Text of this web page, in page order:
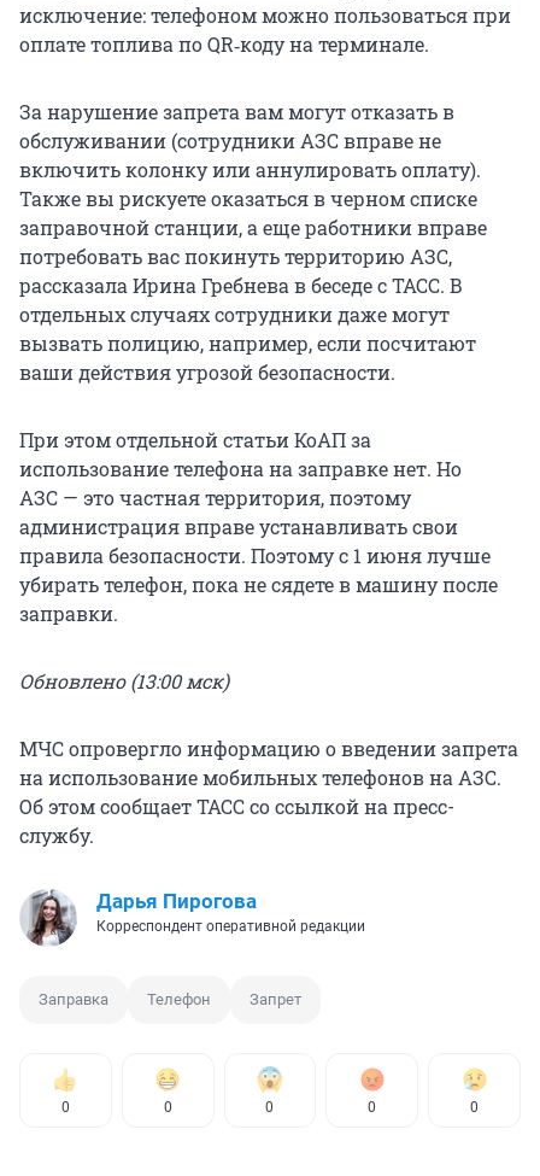
исключение: телефоном можно пользоваться при
оплате топлива по QR‑коду на терминале.
За нарушение запрета вам могут отказать в
обслуживании (сотрудники АЗС вправе не
включить колонку или аннулировать оплату).
Также вы рискуете оказаться в черном списке
заправочной станции, а еще работники вправе
потребовать вас покинуть территорию АЗС,
рассказала Ирина Гребнева в беседе с ТАСС. В
отдельных случаях сотрудники даже могут
вызвать полицию, например, если посчитают
ваши действия угрозой безопасности.
При этом отдельной статьи КоАП за
использование телефона на заправке нет. Но
АЗС — это частная территория, поэтому
администрация вправе устанавливать свои
правила безопасности. Поэтому с 1 июня лучше
убирать телефон, пока не сядете в машину после
заправки.
Обновлено (13:00 мск)
МЧС опровергло информацию о введении запрета
на использование мобильных телефонов на АЗС.
Об этом сообщает ТАСС со ссылкой на пресс-
службу.
Дарья Пирогова
Корреспондент оперативной редакции
Заправка Телефон Запрет
0 0 0 0 0